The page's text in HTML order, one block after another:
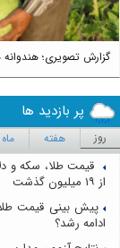
گزارش تصویری؛
پر بازدید ها
روز هفته ماه
از ۱۹ میلیون گذشت
ادامه رشد؟